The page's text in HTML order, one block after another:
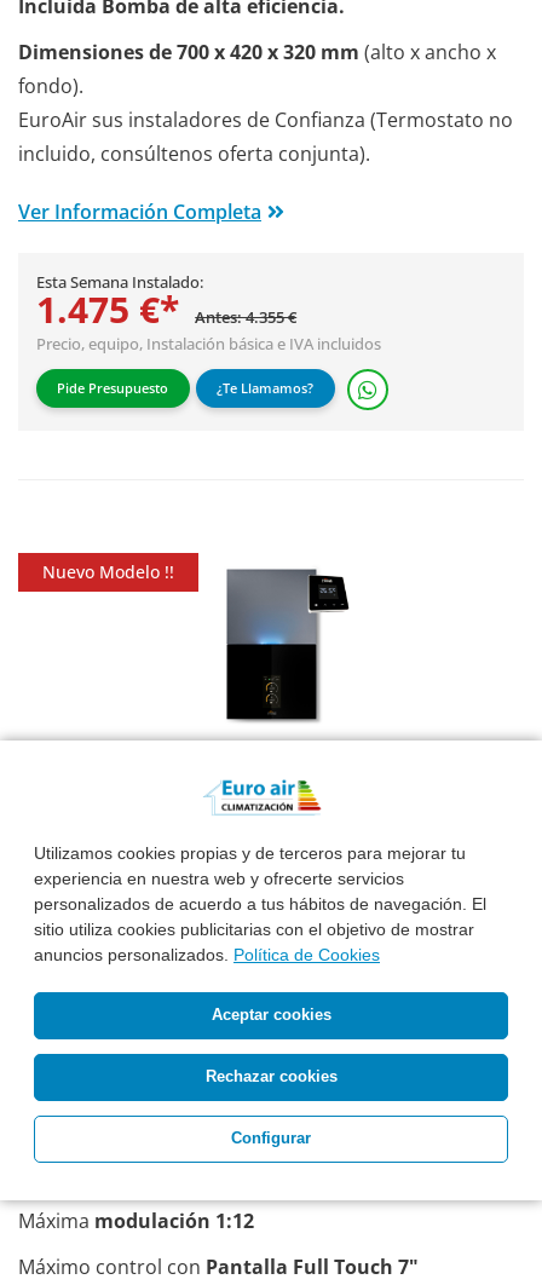
Utilizamos cookies propias y de terceros para mejorar tu
experiencia en nuestra web y ofrecerte servicios
personalizados de acuerdo a tus hábitos de navegación. El
sitio utiliza cookies publicitarias con el objetivo de mostrar
anuncios personalizados. Política de Cookies
Aceptar cookies
Rechazar cookies
Configurar
Incluida Bomba de alta eficiencia.
Dimensiones de 700 x 420 x 320 mm (alto x ancho x
fondo).
EuroAir sus instaladores de Confianza (Termostato no
incluido, consúltenos oferta conjunta).
Ver Información Completa
Esta Semana Instalado:
1.475 €*
Antes: 4.355 €
Precio, equipo, Instalación básicae IVA incluidos
Pide Presupuesto ¿Te Llamamos?
Nuevo Modelo !!
Calderas Ferroli Calderas De Condensación
Recomendable paraviviendas de hasta 150 m2 con
baño/aseo
Capacidad 24Kwen calefacción y28kwen ACS
Caudal de agua caliente sanitaria de16 litros/minuto.
Dimensiones 700 x 420 x 320(alto x ancho x fondo)
Máximo silencio
Máxima modulación 1:12
Máximo control con Pantalla Full Touch 7"